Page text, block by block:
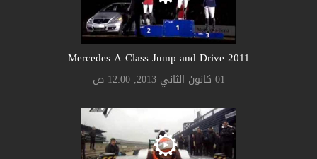
2011 Mercedes A Class Jump and Drive
01 كانون الثاني 2013, 12:00 ص